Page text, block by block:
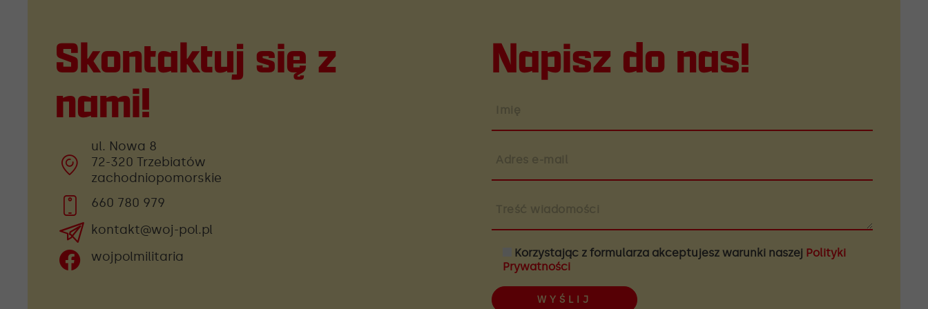
Skontaktuj się z
nami!
ul. Nowa 8
72-320 Trzebiatów
zachodniopomorskie
660 780 979
kontakt@woj-pol.pl
wojpolmilitaria
Napisz do nas!
Korzystając z formularza akceptujesz warunki naszej Polityki
Prywatności